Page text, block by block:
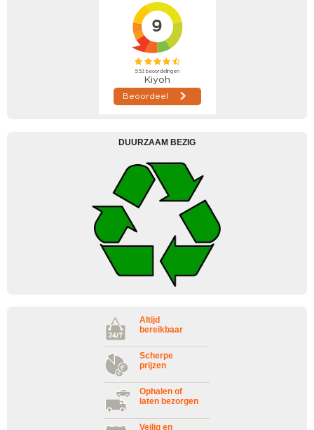
DUURZAAM BEZIG
Altijd
bereikbaar
Scherpe
prijzen
Ophalen of
laten bezorgen
Veilig en